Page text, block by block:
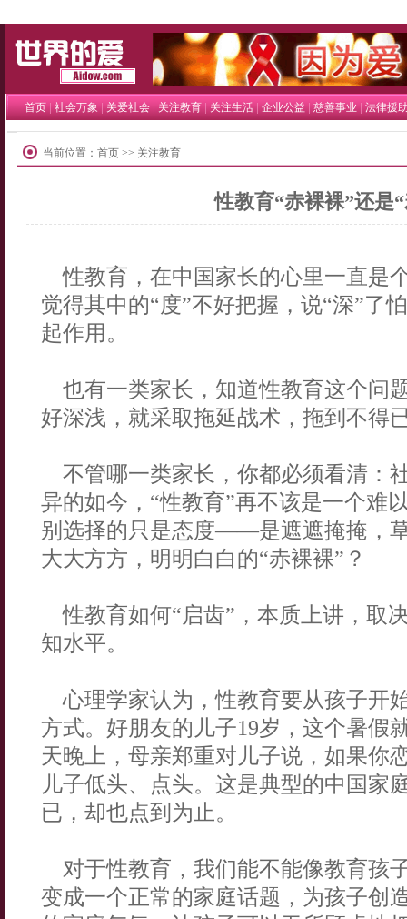
世界的爱
首页|社会万象|关爱社会|关注教育|关注生活|企业公益|慈善事业|法律援
当前位置： 首页 >> 关注教育
性教育“赤裸裸”还是
性教育，在中国家长的心里一直是
觉得其中的“度”不好把握，说“深”了
起作用。
也有一类家长，知道性教育这个问
好深浅，就采取拖延战术，拖到不得
不管哪一类家长，你都必须看清：
异的如今，“性教育”再不该是一个难
别选择的只是态度——是遮遮掩掩，
大大方方，明明白白的“赤裸裸”？
性教育如何“启齿”，本质上讲，取
知水平。
心理学家认为，性教育要从孩子开
方式。好朋友的儿子19岁，这个暑假
天晚上，母亲郑重对儿子说，如果你
儿子低头、点头。这是典型的中国家
已，却也点到为止。
对于性教育，我们能不能像教育孩
变成一个正常的家庭话题，为孩子创